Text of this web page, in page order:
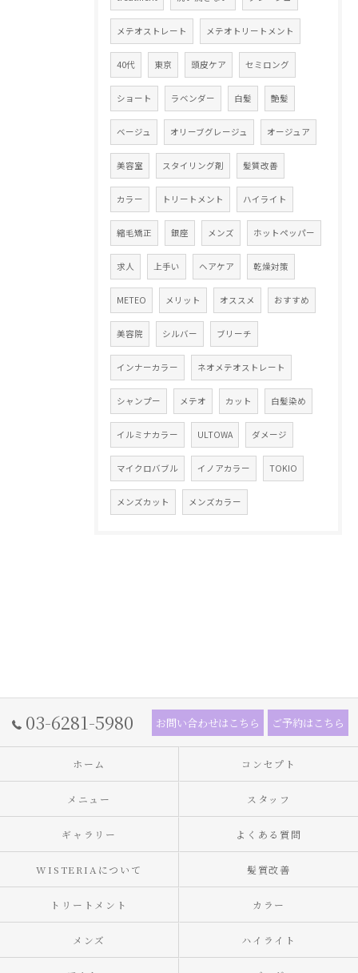
メテオストレート メテオトリートメント
40代 東京 頭皮ケア セミロング
ショート ラベンダー 白髪 艶髪
ベージュ オリーブグレージュ オージュア
美容室 スタイリング剤 髪質改善
カラー トリートメント ハイライト
縮毛矯正 銀座 メンズ ホットペッパー
求人 上手い ヘアケア 乾燥対策
METEO メリット オススメ おすすめ
美容院 シルバー ブリーチ
インナーカラー ネオメテオストレート
シャンプー メテオ カット 白髪染め
イルミナカラー ULTOWA ダメージ
マイクロバブル イノアカラー TOKIO
メンズカット メンズカラー
03-6281-5980 お問い合わせはこちら ご予約はこちら
ホーム コンセプト
メニュー スタッフ
ギャラリー よくある質問
WISTERIAについて 髪質改善
トリートメント カラー
メンズ ハイライト